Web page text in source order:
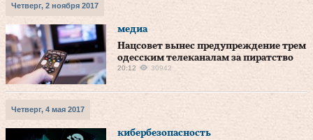
Четверг, 2 ноября 2017
медиа
Нацсовет вынес предупреждение трем
одесским телеканалам за пиратство
20:12 30942
Четверг, 4 мая 2017
кибербезопасность